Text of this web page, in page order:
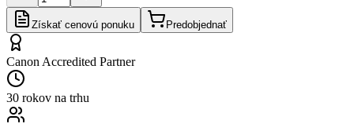
Získať cenovú ponuku Predobjednať
Canon Accredited Partner
30 rokov na trhu